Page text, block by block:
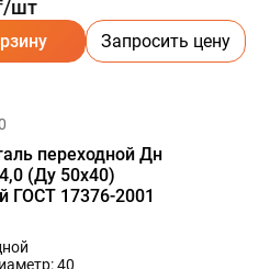
шт
Запросить цену
переходной Дн
(Ду 50х40)
ГОСТ 17376-2001
40